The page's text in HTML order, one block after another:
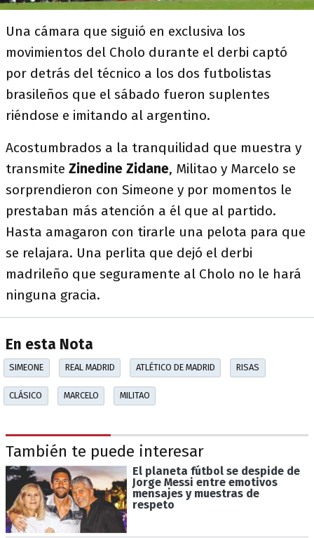
Una cámara que siguió en exclusiva los
movimientos del Cholo durante el derbi captó
por detrás del técnico a los dos futbolistas
brasileños que el sábado fueron suplentes
riéndose e imitando al argentino.
Acostumbrados a la tranquilidad que muestra y
transmite Zinedine Zidane, Militao y Marcelo se
sorprendieron con Simeone y por momentos le
prestaban más atención a él que al partido.
Hasta amagaron con tirarle una pelota para que
se relajara. Una perlita que dejó el derbi
madrileño que seguramente al Cholo no le hará
ninguna gracia.
En esta Nota
SIMEONE REAL MADRID ATLÉTICO DE MADRID RISAS
CLÁSICO MARCELO MILITAO
También te puede interesar
El planeta fútbol se despide de
Jorge Messi entre emotivos
mensajes y muestras de
respeto